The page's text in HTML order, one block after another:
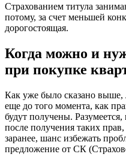
Страхованием титула
потому, за счет меньшей
дорогостоящая.
Когда можно и
при покупке
Как уже было сказано выше,
еще до того момента, как
будут получены.
после получения таких
заранее, шанс избежать
предложение от СК